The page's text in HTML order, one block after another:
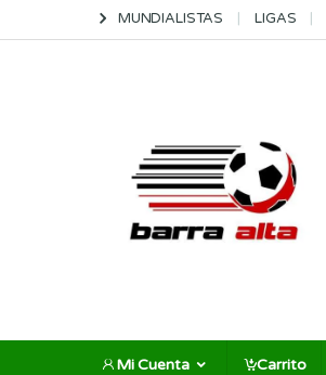
to
to
MUNDIALISTAS LIGAS
Mi Cuenta Carrito